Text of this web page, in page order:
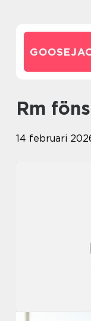
Rm
14 februari